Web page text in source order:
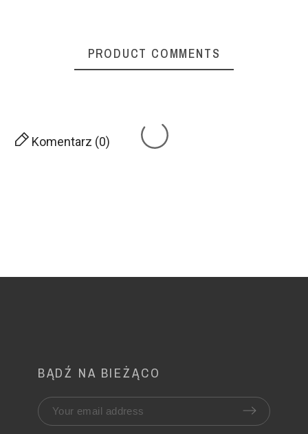
PRODUCT COMMENTS
Komentarz (0)
BĄDŹ NA BIEŻĄCO